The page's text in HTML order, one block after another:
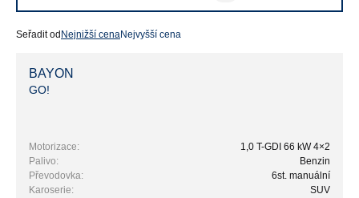
Seřadit od Nejnižší cenaNejvyšší cena
BAYON
GO!
Motorizace:
1,0 T-GDI 66 kW 4×2
Palivo:
Benzin
Převodovka:
6st. manuální
Karoserie:
SUV